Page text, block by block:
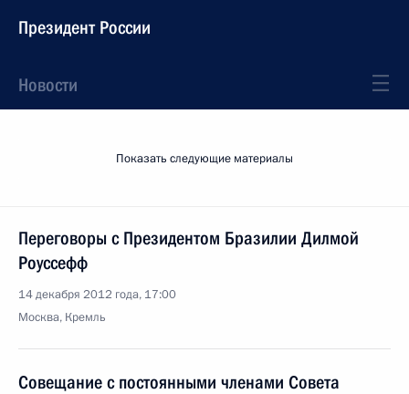
Президент России
Новости
Показать следующие материалы
Переговоры с Президентом Бразилии Дилмой
Роуссефф
14 декабря 2012 года, 17:00
Москва, Кремль
Совещание с постоянными членами Совета